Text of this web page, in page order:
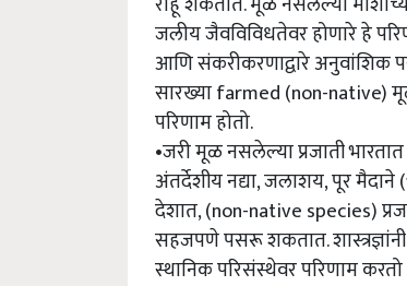
जलीय जैवविविधतेवर होणारे हे
आणि संकरीकरणाद्वारे
सारख्या farmed (non-native) मूळ
परिणाम होतो.
•जरी मूळ नसलेल्या प्रजाती
अंतर्देशीय नद्या, जलाशय, पूर
देशात, (non-native species)
सहजपणे पसरू शकतात.
स्थानिक परिसंस्थेवर परिणाम